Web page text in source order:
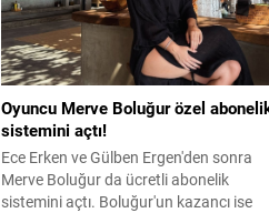
Oyuncu Merve Boluğur özel
sistemini açtı!
Ece Erken ve Gülben Ergen'den sonra
Merve Boluğur da ücretli abonelik
sistemini açtı. Boluğur'un kazancı ise